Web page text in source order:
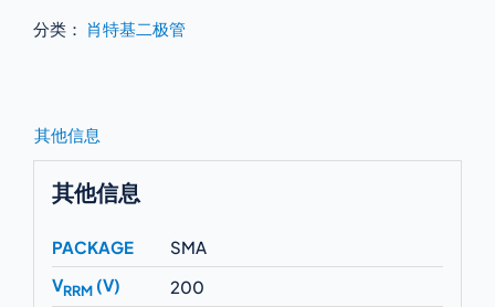
分类： 肖特基二极管
其他信息
其他信息
PACKAGE
SMA
VRRM(V)
200